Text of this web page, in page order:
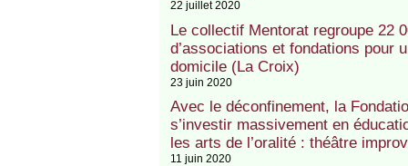
22 juillet 2020
Le collectif Mentorat regroupe 22
d’associations et fondations pour
domicile (La Croix)
23 juin 2020
Avec le déconfinement, la
s’investir massivement en
les arts de l’oralité : théâtre
11 juin 2020